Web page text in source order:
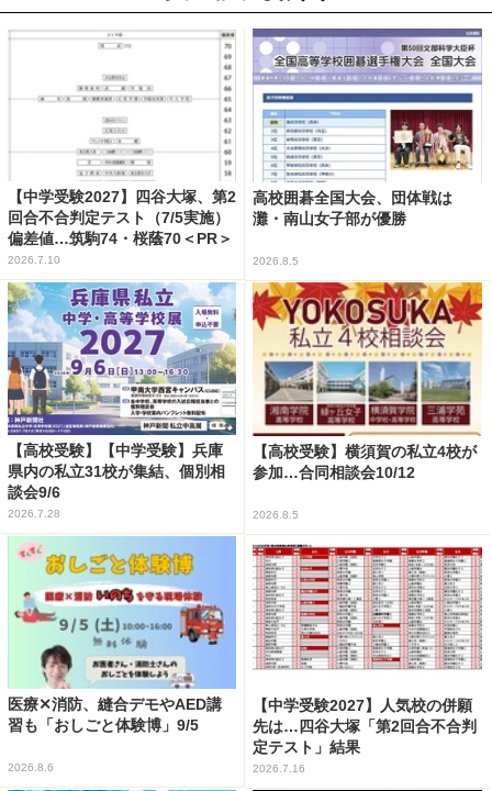
【中学受験2027】四谷大塚、第2
回合不合判定テスト（7/5実施）
偏差値…筑駒74・桜蔭70＜PR＞
2026.7.10
高校囲碁全国大会、団体戦は
灘・南山女子部が優勝
2026.8.5
【高校受験】【中学受験】兵庫
県内の私立31校が集結、個別相
談会9/6
2026.7.28
【高校受験】横須賀の私立4校が
参加…合同相談会10/12
2026.8.5
医療✕消防、縫合デモやAED講
習も「おしごと体験博」9/5
2026.8.6
【中学受験2027】人気校の併願
先は…四谷大塚「第2回合不合判
定テスト」結果
2026.7.16